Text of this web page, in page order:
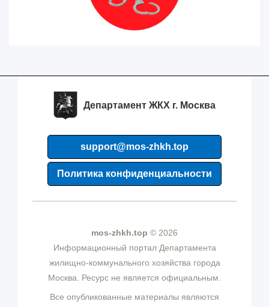
Департамент ЖКХ г. Москва
support@mos-zhkh.top
Политика конфиденциальности
mos-zhkh.top © 2026
Информационный портал Департамента
жилищно-коммунального хозяйства города
Москва. Ресурс не является официальным.
Все опубликованные материалы являются